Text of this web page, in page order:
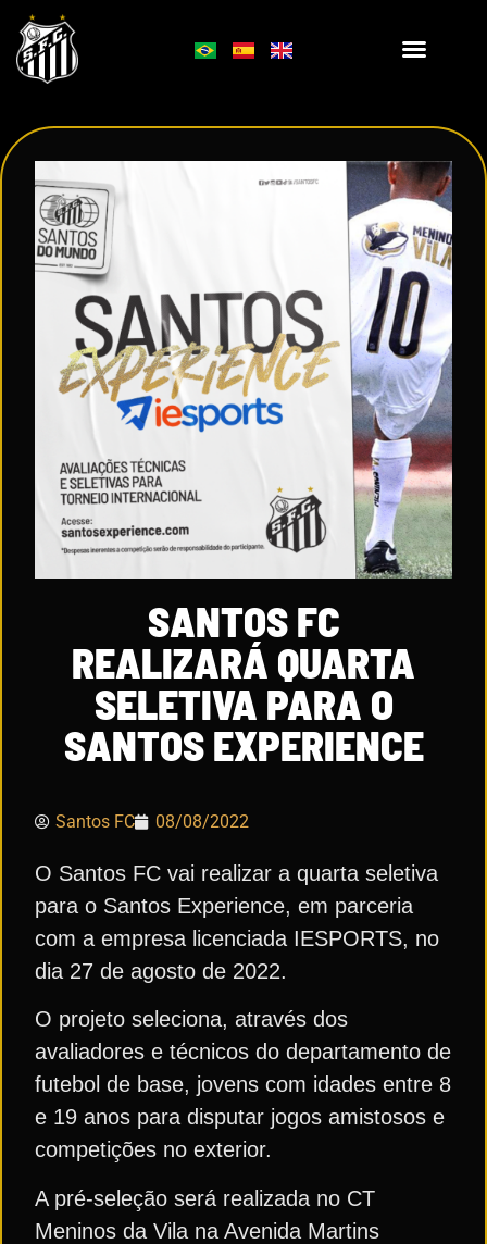
SANTOS FC
REALIZARÁ QUARTA
SELETIVA PARA O
SANTOS EXPERIENCE
Santos FC 08/08/2022
O Santos FC vai realizar a quarta seletiva
para o Santos Experience, em parceria
com a empresa licenciada IESPORTS, no
dia 27 de agosto de 2022.
O projeto seleciona, através dos
avaliadores e técnicos do departamento de
futebol de base, jovens com idades entre 8
e 19 anos para disputar jogos amistosos e
competições no exterior.
A pré-seleção será realizada no CT
Meninos da Vila na Avenida Martins